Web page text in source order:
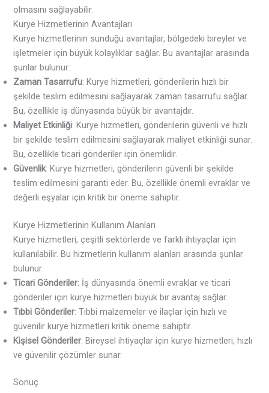
olmasını sağlayabilir.
Kurye Hizmetlerinin Avantajları
Kurye hizmetlerinin sunduğu avantajlar, bölgedeki bireyler ve
işletmeler için büyük kolaylıklar sağlar. Bu avantajlar arasında
şunlar bulunur:
Zaman Tasarrufu: Kurye hizmetleri, gönderilerin hızlı bir
şekilde teslim edilmesini sağlayarak zaman tasarrufu sağlar.
Bu, özellikle iş dünyasında büyük bir avantajdır.
Maliyet Etkinliği: Kurye hizmetleri, gönderilerin güvenli ve hızlı
bir şekilde teslim edilmesini sağlayarak maliyet etkinliği sunar.
Bu, özellikle ticari gönderiler için önemlidir.
Güvenlik: Kurye hizmetleri, gönderilerin güvenli bir şekilde
teslim edilmesini garanti eder. Bu, özellikle önemli evraklar ve
değerli eşyalar için kritik bir öneme sahiptir.
Kurye Hizmetlerinin Kullanım Alanları
Kurye hizmetleri, çeşitli sektörlerde ve farklı ihtiyaçlar için
kullanılabilir. Bu hizmetlerin kullanım alanları arasında şunlar
bulunur:
Ticari Gönderiler: İş dünyasında önemli evraklar ve ticari
gönderiler için kurye hizmetleri büyük bir avantaj sağlar.
Tıbbi Gönderiler: Tıbbi malzemeler ve ilaçlar için hızlı ve
güvenilir kurye hizmetleri kritik öneme sahiptir.
Kişisel Gönderiler: Bireysel ihtiyaçlar için kurye hizmetleri, hızlı
ve güvenilir çözümler sunar.
Sonuç